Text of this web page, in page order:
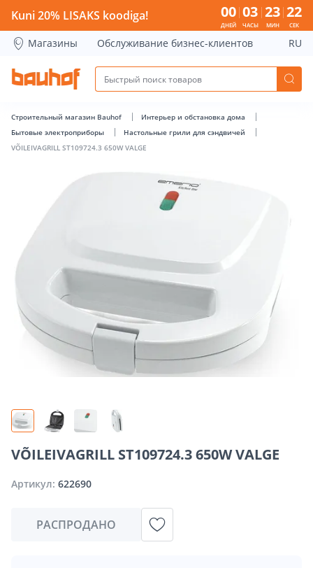
VÕILEIVAGRILL ST109724.3 650W VALGE - Bauhof has
Kuni 20% LISAKS koodiga! 00
ДНЕЙ
03
ЧАСЫ
23
МИН
21
СЕК
Магазины Обслуживание бизнес-клиентов RU
Строительный магазин Bauhof
Интерьер и обстановка дома
Бытовые электроприборы
Настольные грили для сэндвичей
VÕILEIVAGRILL ST109724.3 650W VALGE
VÕILEIVAGRILL ST109724.3 650W VALGE
Артикул: 622690
РАСПРОДАНО